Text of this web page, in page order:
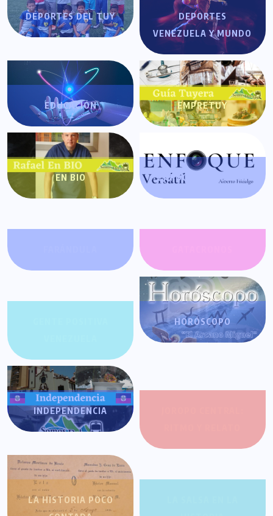
DEPORTES DEL TUY
DEPORTES
VENEZUELA Y MUNDO
EDUCACIÓN EMPRETUY
EN BIO ENFOQUE VERSÁTIL
HORÓSCOPO
INDEPENDENCIA
LA HISTORIA POCO